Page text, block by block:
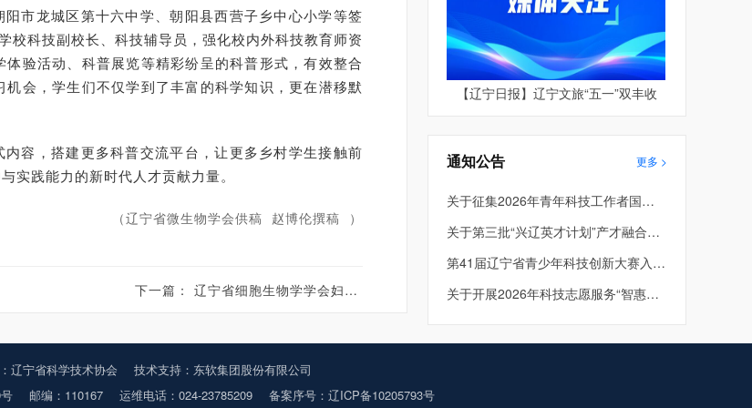
市龙城区第十六中学、朝阳县西营子乡中心小学等签
校科技副校长、科技辅导员，强化校内外科技教育师资
验活动、科普展览等精彩纷呈的科普形式，有效整合
会，学生们不仅学到了丰富的科学知识，更在潜移默
容，搭建更多科普交流平台，让更多乡村学生接触前
实践能力的新时代人才贡献力量。
（辽宁省微生物学会供稿 赵博伦撰稿 ）
下一篇： 辽宁省细胞生物学学会妇科肿瘤与肿瘤细胞学研究专业委员会举办2025年学术会议
【辽宁日报】辽宁文旅“五一”双丰收
通知公告 更多 >
关于征集2026年青年科技工作者国际和港澳台学术交流资助项目的通知
关于第三批“兴辽英才计划”产才融合平台项目评审结果的公示
第41届辽宁省青少年科技创新大赛入围终评项目公示
关于开展2026年科技志愿服务“智惠行动” 项目申报的通知
辽宁省科学技术协会
技术支持：东软集团股份有限公司
邮编：110167 运维电话：024-23785209 备案序号：辽ICP备10205793号